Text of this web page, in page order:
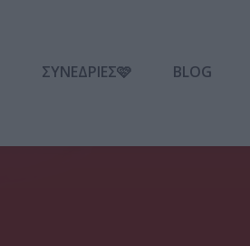
ΣΥΝΕΔΡΙΕΣ🩷 BLOG